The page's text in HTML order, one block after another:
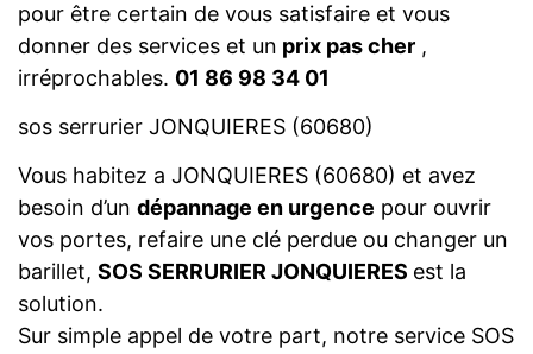
pour être certain de vous satisfaire et vous
donner des services et un prix pas cher ,
irréprochables. 01 86 98 34 01
sos serrurier JONQUIERES (60680)
Vous habitez a JONQUIERES (60680) et avez
besoin d’un dépannage en urgence pour ouvrir
vos portes, refaire une clé perdue ou changer un
barillet, SOS SERRURIER JONQUIERES est la
solution.
Sur simple appel de votre part, notre service SOS